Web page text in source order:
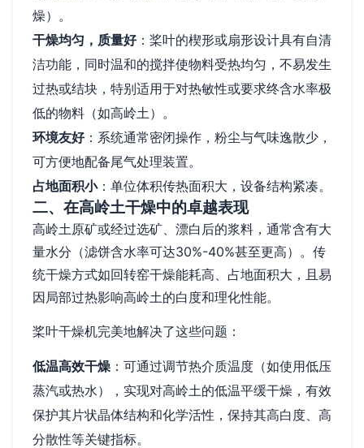
燥）。
干燥均匀，质量好：桨叶的楔形或扇形设计具有自清
洁功能，同时温和的搅拌使物料受热均匀，不易发生
过热或结块，特别适用于对热敏性或要求终含水率极
低的物料（如高岭土）。
环境友好：系统通常密闭操作，粉尘与气味逸散少，
可方便地配备尾气处理装置。
占地面积小：单位体积传热面积大，设备结构紧凑。
二、在高岭土干燥中的卓越表现
高岭土原矿或经过选矿、漂白后的浆料，通常含有大
量水分（滤饼含水率可达30%-40%甚至更高）。传
统干燥方式如回转窑干燥能耗高、占地面积大，且易
因局部过热影响高岭土的白度和理化性能。
桨叶干燥机完美地解决了这些问题：
低温高效干燥 ：可通过调节热介质温度（如使用低压
蒸汽或热水），实现对高岭土的低温平缓干燥，有效
保护其片状晶体结构和化学活性，保持其高白度、高
分散性等关键指标。